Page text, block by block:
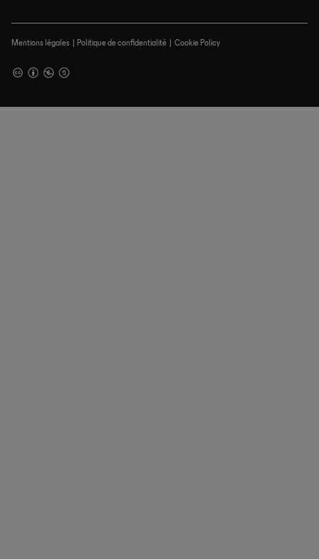
de
Mentions légales Politique de confidentialité Cookie Policy